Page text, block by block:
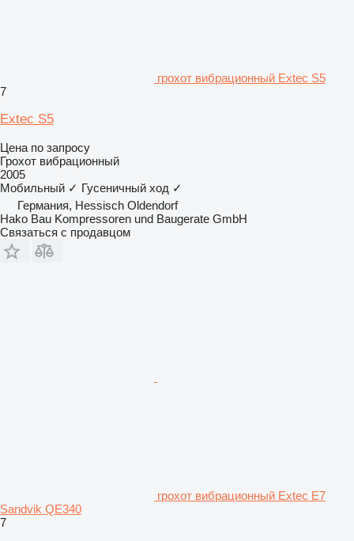
грохот вибрационный Extec S5
7
Extec S5
Цена по запросу
Грохот вибрационный
2005
Мобильный ✓ Гусеничный ход ✓
Германия, Hessisch Oldendorf
Hako Bau Kompressoren und Baugerate GmbH
Связаться с продавцом
грохот вибрационный Extec E7
Sandvik QE340
7